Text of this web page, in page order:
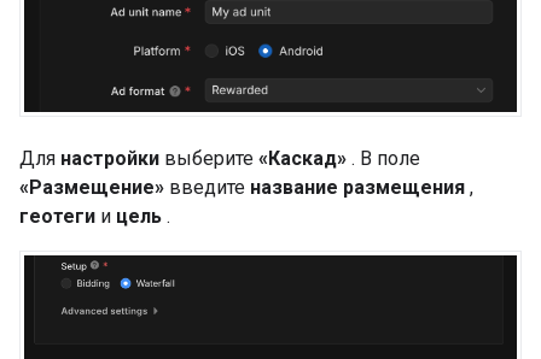
Для настройки выберите «Каскад» . В поле
«Размещение» введите название размещения ,
геотеги и цель .